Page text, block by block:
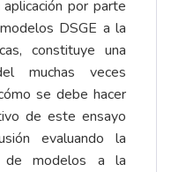
por parte
DSGE a la
constituye una
muchas veces
se debe hacer
de este ensayo
evaluando la
de modelos a la